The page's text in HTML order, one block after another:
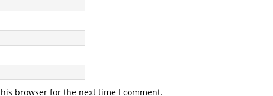
browser for the next time I comment.